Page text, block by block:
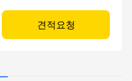
견적요청